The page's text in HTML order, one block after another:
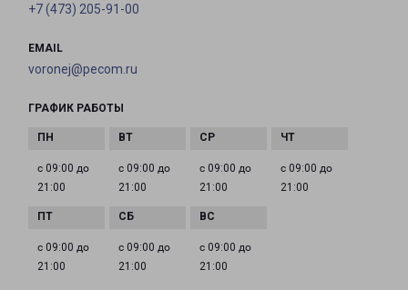
+7 (473) 205-91-00
EMAIL
voronej@pecom.ru
ГРАФИК РАБОТЫ
с 09:00 до
21:00
с 09:00 до
21:00
с 09:00 до
21:00
с 09:00 до
21:00
с 09:00 до
21:00
с 09:00 до
21:00
с 09:00 до
21:00